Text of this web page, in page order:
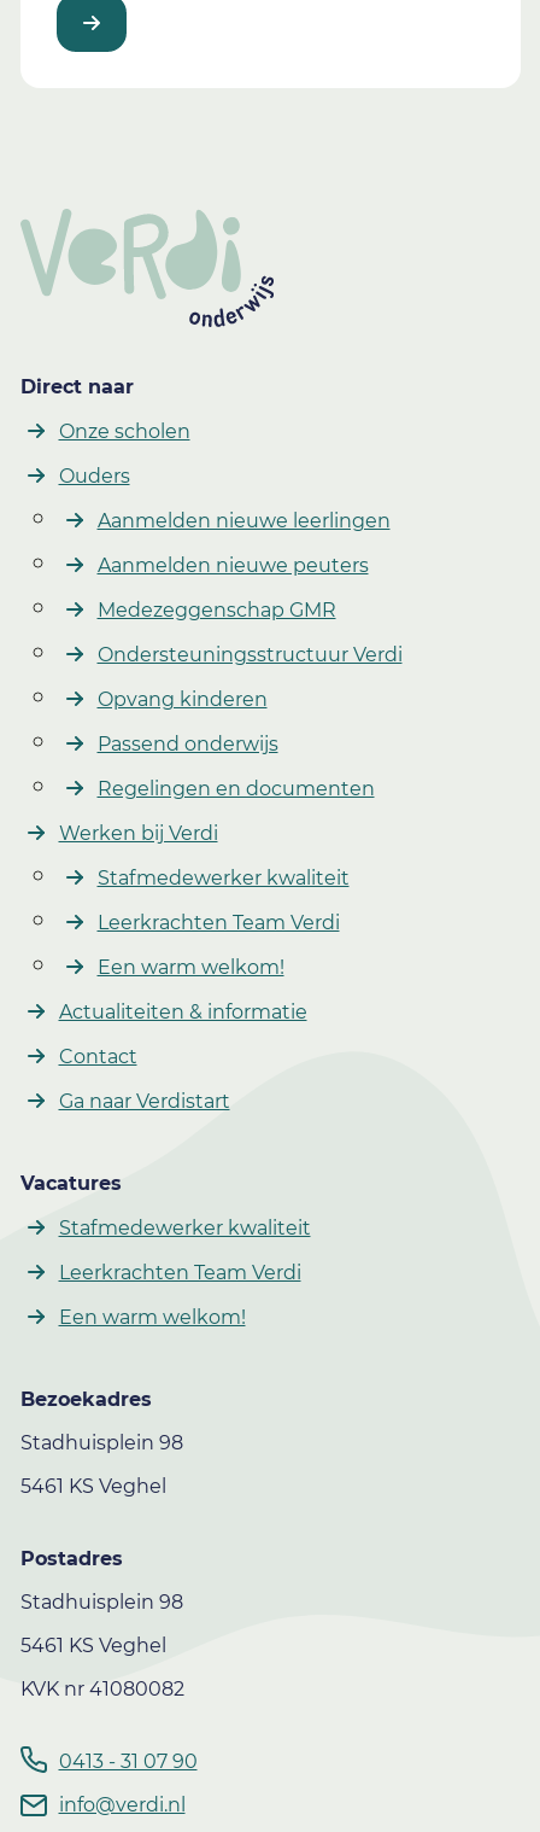
Direct naar
Onze scholen
Ouders
Aanmelden nieuwe leerlingen
Aanmelden nieuwe peuters
Medezeggenschap GMR
Ondersteuningsstructuur Verdi
Opvang kinderen
Passend onderwijs
Regelingen en documenten
Werken bij Verdi
Stafmedewerker kwaliteit
Leerkrachten Team Verdi
Een warm welkom!
Actualiteiten & informatie
Contact
Ga naar Verdistart
Vacatures
Stafmedewerker kwaliteit
Leerkrachten Team Verdi
Een warm welkom!
Bezoekadres
Stadhuisplein 98
5461 KS Veghel
Postadres
Stadhuisplein 98
5461 KS Veghel
KVK nr 41080082
0413 - 31 07 90
info@verdi.nl